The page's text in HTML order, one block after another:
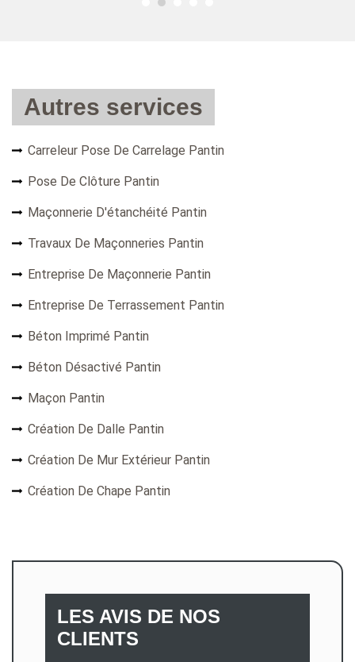
Autres services
Carreleur Pose De Carrelage Pantin
Pose De Clôture Pantin
Maçonnerie D'étanchéité Pantin
Travaux De Maçonneries Pantin
Entreprise De Maçonnerie Pantin
Entreprise De Terrassement Pantin
Béton Imprimé Pantin
Béton Désactivé Pantin
Maçon Pantin
Création De Dalle Pantin
Création De Mur Extérieur Pantin
Création De Chape Pantin
LES AVIS DE NOS
CLIENTS